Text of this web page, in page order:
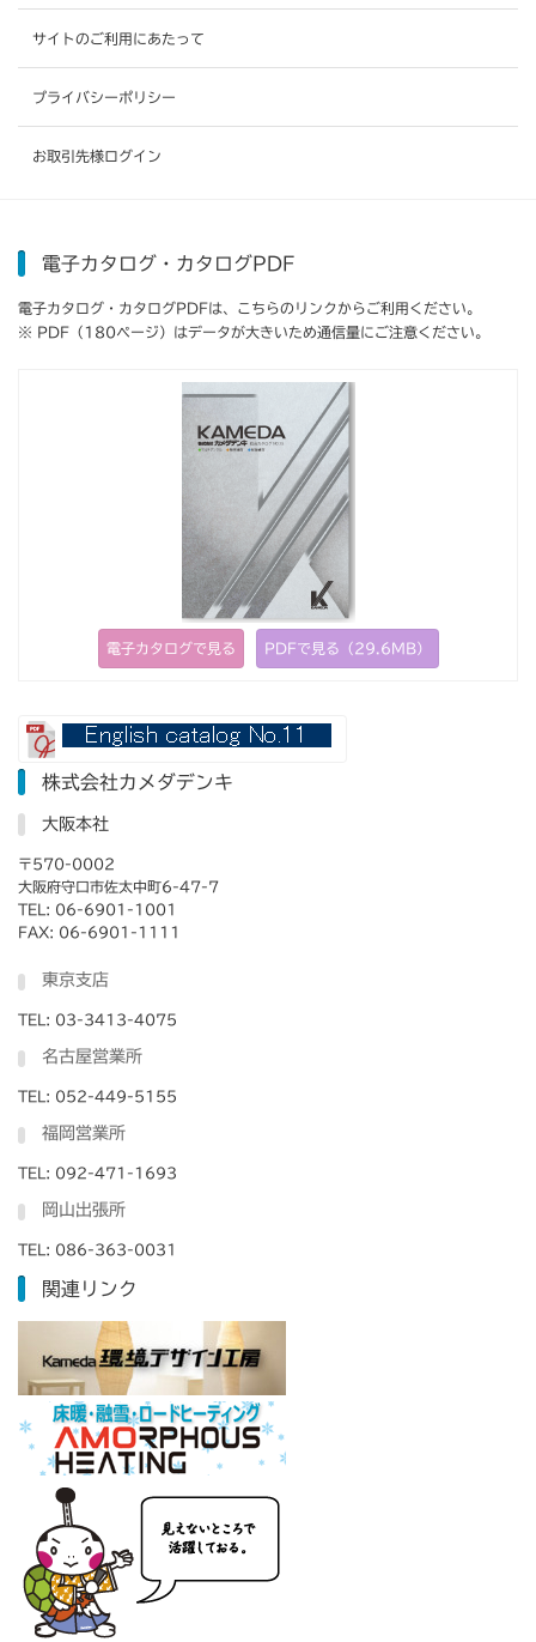
サイトのご利用にあたって
プライバシーポリシー
お取引先様ログイン
電子カタログ・カタログPDF
電子カタログ・カタログPDFは、こちらのリンクからご利用ください。
※ PDF（180ページ）はデータが大きいため通信量にご注意ください。
電子カタログで見る PDFで見る（29.6MB）
株式会社カメダデンキ
大阪本社
〒570-0002
大阪府守口市佐太中町6-47-7
TEL: 06-6901-1001
FAX: 06-6901-1111
東京支店
TEL: 03-3413-4075
名古屋営業所
TEL: 052-449-5155
福岡営業所
TEL: 092-471-1693
岡山出張所
TEL: 086-363-0031
関連リンク